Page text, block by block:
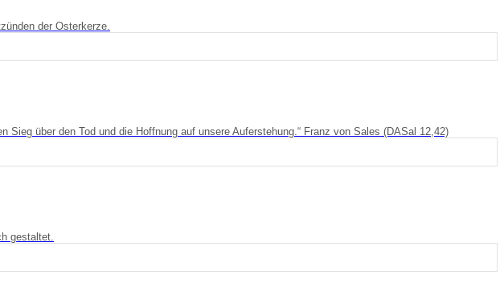
der Osterkerze.
über den Tod und die Hoffnung auf unsere Auferstehung.“ Franz von Sales (DASal 12,42)
gestaltet.